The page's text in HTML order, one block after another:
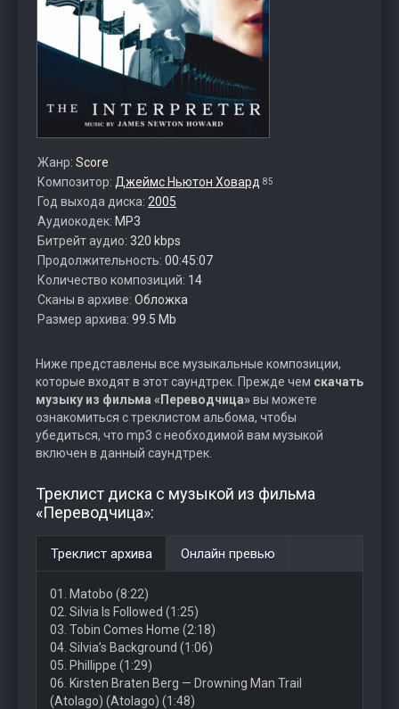
Жанр: Score
Композитор: Джеймс Ньютон Ховард 85
Год выхода диска: 2005
Аудиокодек: MP3
Битрейт аудио: 320 kbps
Продолжительность: 00:45:07
Количество композиций: 14
Сканы в архиве: Обложка
Размер архива: 99.5 Mb
Ниже представлены все музыкальные композиции,
которые входят в этот саундтрек. Прежде чем скачать
музыку из фильма «Переводчица»вы можете
ознакомиться с треклистом альбома, чтобы
убедиться, что mp3 с необходимой вам музыкой
включен в данный саундтрек.
Треклист диска с музыкой из фильма
«Переводчица»:
Треклист архива Онлайн превью
01. Matobo (8:22)
02. Silvia Is Followed (1:25)
03. Tobin Comes Home (2:18)
04. Silvia’s Background (1:06)
05. Phillippe (1:29)
06. Kirsten Braten Berg — Drowning Man Trail
(Atolago) (Atolago) (1:48)